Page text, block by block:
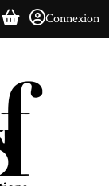
Connexion